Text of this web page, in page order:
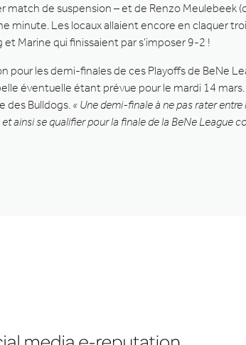
match de suspension – et de Renzo Meulebeek
minute. Les locaux allaient encore en claquer
Marine qui finissaient par s’imposer 9-2 !
pour les demi-finales de ces Playoffs de BeNe
éventuelle étant prévue pour le mardi 14 mars.
des Bulldogs. « Une demi-finale à ne pas rater
se qualifier pour la finale de la BeNe League